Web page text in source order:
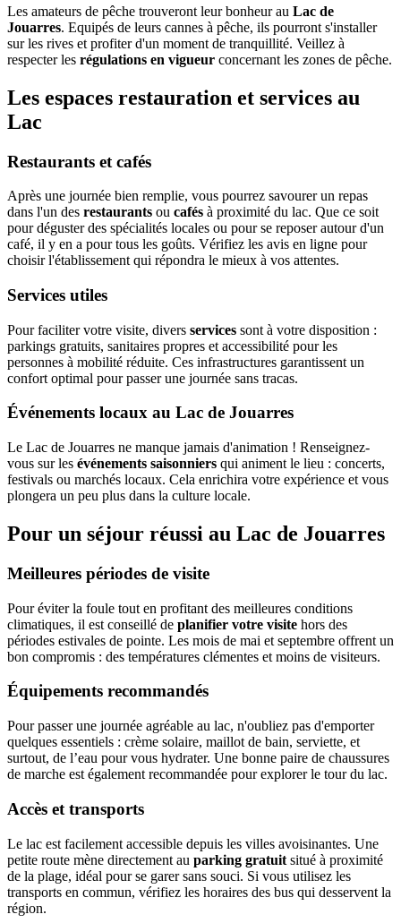
Les amateurs de pêche trouveront leur bonheur au Lac de
Jouarres. Equipés de leurs cannes à pêche, ils pourront s'installer
sur les rives et profiter d'un moment de tranquillité. Veillez à
respecter les régulations en vigueur concernant les zones de pêche.
Les espaces restauration et services au
Lac
Restaurants et cafés
Après une journée bien remplie, vous pourrez savourer un repas
dans l'un des restaurants ou cafés à proximité du lac. Que ce soit
pour déguster des spécialités locales ou pour se reposer autour d'un
café, il y en a pour tous les goûts. Vérifiez les avis en ligne pour
choisir l'établissement qui répondra le mieux à vos attentes.
Services utiles
Pour faciliter votre visite, divers services sont à votre disposition :
parkings gratuits, sanitaires propres et accessibilité pour les
personnes à mobilité réduite. Ces infrastructures garantissent un
confort optimal pour passer une journée sans tracas.
Événements locaux au Lac de Jouarres
Le Lac de Jouarres ne manque jamais d'animation ! Renseignez-
vous sur les événements saisonniers qui animent le lieu : concerts,
festivals ou marchés locaux. Cela enrichira votre expérience et vous
plongera un peu plus dans la culture locale.
Pour un séjour réussi au Lac de Jouarres
Meilleures périodes de visite
Pour éviter la foule tout en profitant des meilleures conditions
climatiques, il est conseillé de planifier votre visite hors des
périodes estivales de pointe. Les mois de mai et septembre offrent un
bon compromis : des températures clémentes et moins de visiteurs.
Équipements recommandés
Pour passer une journée agréable au lac, n'oubliez pas d'emporter
quelques essentiels : crème solaire, maillot de bain, serviette, et
surtout, de l’eau pour vous hydrater. Une bonne paire de chaussures
de marche est également recommandée pour explorer le tour du lac.
Accès et transports
Le lac est facilement accessible depuis les villes avoisinantes. Une
petite route mène directement au parking gratuit situé à proximité
de la plage, idéal pour se garer sans souci. Si vous utilisez les
transports en commun, vérifiez les horaires des bus qui desservent la
région.